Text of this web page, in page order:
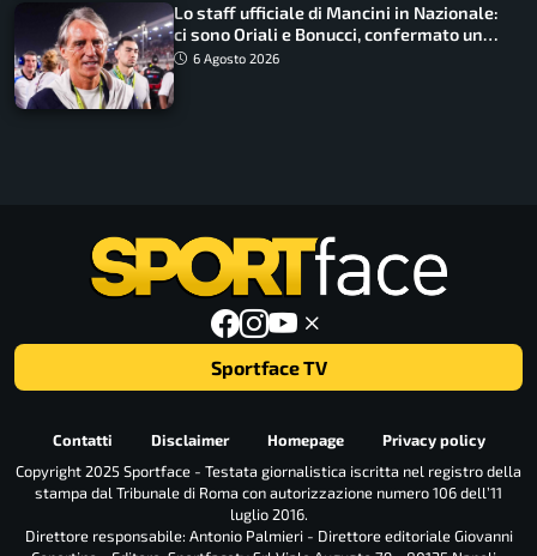
Lo staff ufficiale di Mancini in Nazionale:
ci sono Oriali e Bonucci, confermato un
ritorno
6 Agosto 2026
Sportface TV
Contatti Disclaimer Homepage
Privacy policy
Copyright 2025 Sportface - Testata giornalistica iscritta nel registro della
stampa dal Tribunale di Roma con autorizzazione numero 106 dell’11
luglio 2016.
Direttore responsabile: Antonio Palmieri - Direttore editoriale Giovanni